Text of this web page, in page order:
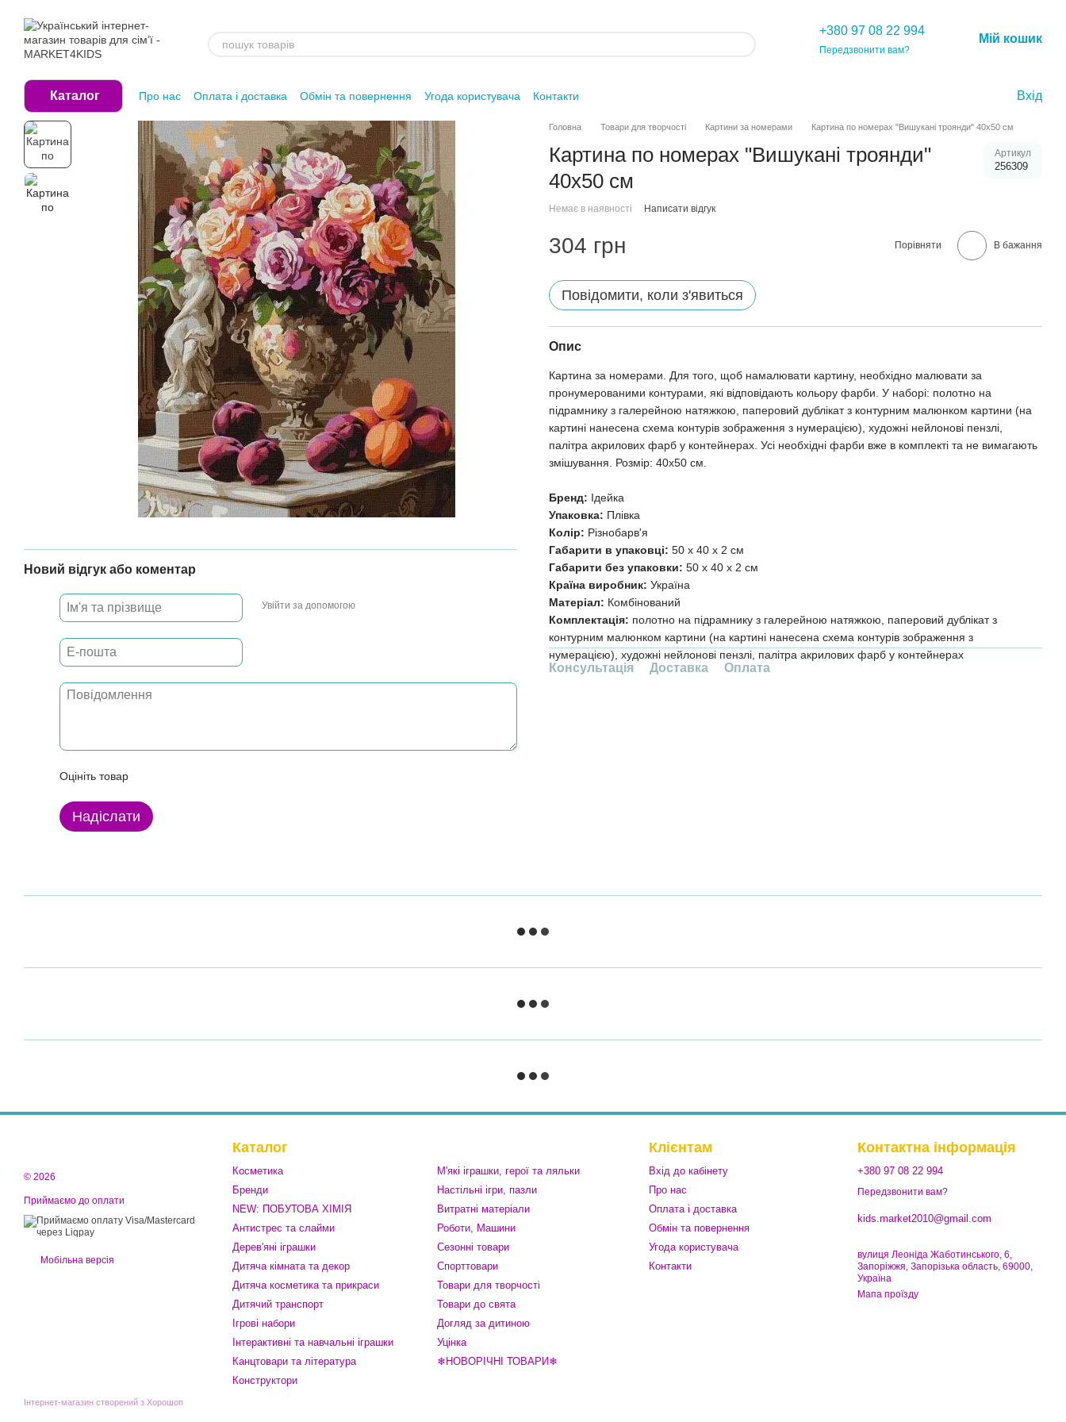
+380 97 08 22 994
Передзвонити вам?
Мій кошик
Каталог Про нас Оплата і доставка Обмін та повернення Угода користувача Контакти Вхід
Новий відгук або коментар
Увійти за допомогою
Оцініть товар
Надіслати
Головна Товари для творчості Картини за номерами Картина по номерах "Вишукані троянди" 40х50 см
Картина по номерах "Вишукані троянди"
40х50 см
Артикул
256309
Немає в наявності Написати відгук
304 грн Порівняти В бажання
Повідомити, коли з'явиться
Опис
Картина за номерами. Для того, щоб намалювати картину, необхідно малювати за
пронумерованими контурами, які відповідають кольору фарби. У наборі: полотно на
підрамнику з галерейною натяжкою, паперовий дублікат з контурним малюнком картини (на
картині нанесена схема контурів зображення з нумерацією), художні нейлонові пензлі,
палітра акрилових фарб у контейнерах. Усі необхідні фарби вже в комплекті та не вимагають
змішування. Розмір: 40х50 см.
Бренд: Ідейка
Упаковка: Плівка
Колір: Різнобарв'я
Габарити в упаковці: 50 x 40 x 2 см
Габарити без упаковки: 50 x 40 x 2 см
Країна виробник: Україна
Матеріал: Комбінований
Комплектація: полотно на підрамнику з галерейною натяжкою, паперовий дублікат з
контурним малюнком картини (на картині нанесена схема контурів зображення з
нумерацією), художні нейлонові пензлі, палітра акрилових фарб у контейнерах
Консультація Доставка Оплата
© 2026
Приймаємо до оплати
Мобільна версія
Інтернет-магазин створений з Хорошоп
Каталог
Косметика
Бренди
NEW: ПОБУТОВА ХІМІЯ
Антистрес та слайми
Дерев'яні іграшки
Дитяча кімната та декор
Дитяча косметика та прикраси
Дитячий транспорт
Ігрові набори
Інтерактивні та навчальні іграшки
Канцтовари та література
Конструктори
М'які іграшки, герої та ляльки
Настільні ігри, пазли
Витратні матеріали
Роботи, Машини
Сезонні товари
Спорттовари
Товари для творчості
Товари до свята
Догляд за дитиною
Уцінка
❄НОВОРІЧНІ ТОВАРИ❄
Клієнтам
Вхід до кабінету
Про нас
Оплата і доставка
Обмін та повернення
Угода користувача
Контакти
Контактна інформація
+380 97 08 22 994
Передзвонити вам?
kids.market2010@gmail.com
вулиця Леоніда Жаботинського, 6,
Запоріжжя, Запорізька область, 69000,
Україна
Мапа проїзду